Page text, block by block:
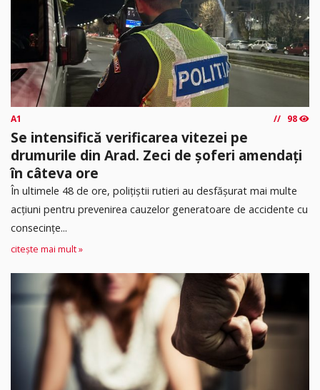
A1 98
Se intensifică verificarea vitezei pe
drumurile din Arad. Zeci de șoferi amendați
în câteva ore
În ultimele 48 de ore, polițiștii rutieri au desfășurat mai multe
acțiuni pentru prevenirea cauzelor generatoare de accidente cu
consecințe...
citește mai mult »